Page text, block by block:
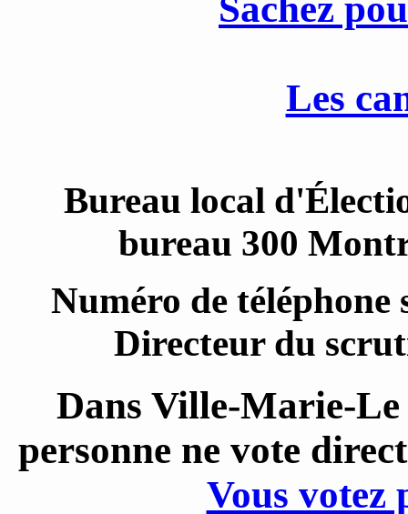
Les
Bureau local
bureau 300
Numéro de téléphone
Directeur du
Dans Ville-Marie-Le
personne ne vote
Vous votez